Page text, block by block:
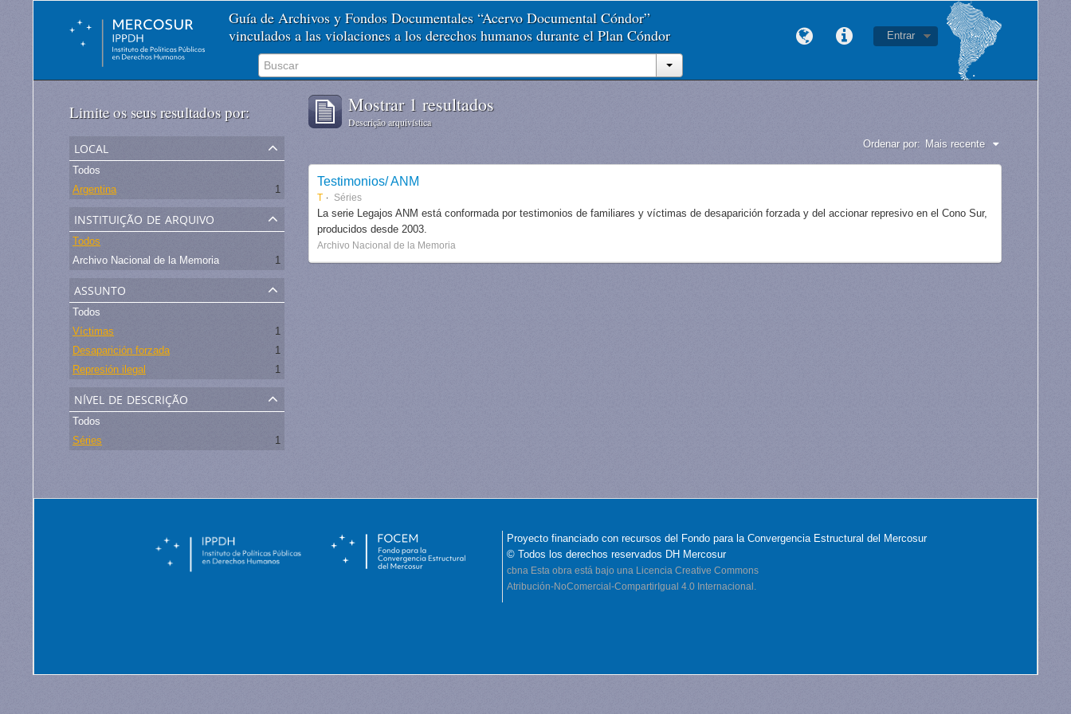
Guía de Archivos y Fondos Documentales “Acervo Documental Cóndor”
vinculados a las violaciones a los derechos humanos durante el Plan Cóndor
Entrar
Limite os seus resultados por:
local
Todos
Argentina
1
instituição de arquivo
Todos
Archivo Nacional de la Memoria
1
assunto
Todos
Víctimas
1
Desaparición forzada
1
Represión ilegal
1
nível de descrição
Todos
Séries
1
Mostrar 1 resultados
Descrição arquivística
Ordenar por: Mais recente
Testimonios/ ANM
T Séries
La serie Legajos ANM está conformada por testimonios de familiares y víctimas de desaparición forzada y del accionar represivo en el Cono Sur,
producidos desde 2003.
Archivo Nacional de la Memoria
Proyecto financiado con recursos del Fondo para la Convergencia Estructural del Mercosur
© Todos los derechos reservados DH Mercosur
cbna Esta obra está bajo una Licencia Creative Commons
Atribución-NoComercial-CompartirIgual 4.0 Internacional.